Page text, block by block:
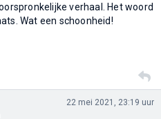
verhaal. Het woord
Wat een schoonheid!
22 mei 2021, 23:19 uur